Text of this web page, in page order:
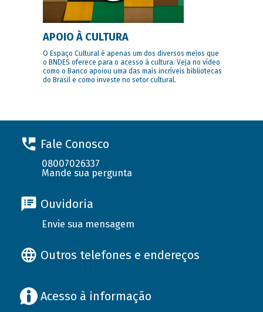
APOIO À CULTURA
O Espaço Cultural é apenas um dos diversos meios que
o BNDES oferece para o acesso à cultura. Veja no vídeo
como o Banco apoiou uma das mais incríveis bibliotecas
do Brasil e como investe no setor cultural.
Fale Conosco
08007026337
Mande sua pergunta
Ouvidoria
Envie sua mensagem
Outros telefones e endereços
Acesso à informação